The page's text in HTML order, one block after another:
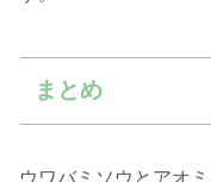
まとめ
ウワバミソウとアオ